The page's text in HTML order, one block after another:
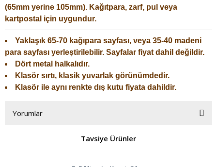
(65mm yerine 105mm). Kağıtpara, zarf, pul veya
kartpostal için uygundur.
Yaklaşık 65-70 kağıpara sayfası, veya 35-40 madeni
para sayfası yerleştirilebilir. Sayfalar fiyat dahil değildir.
Dört metal halkalıdır.
Klasör sırtı, klasik yuvarlak görünümdedir.
Klasör ile aynı renkte dış kutu fiyata dahildir.
Yorumlar
Tavsiye Ürünler